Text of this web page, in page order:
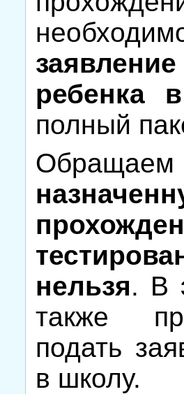
ребенка
полный
нельзя. В
также
подать
в школу.